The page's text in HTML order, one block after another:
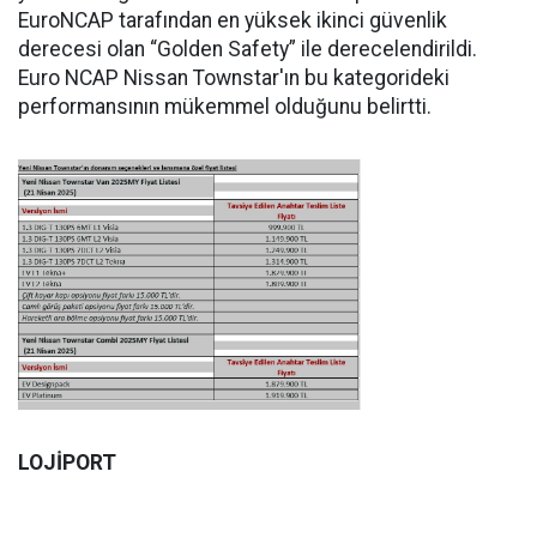
EuroNCAP tarafından en yüksek ikinci güvenlik
derecesi olan “Golden Safety” ile derecelendirildi.
Euro NCAP Nissan Townstar'ın bu kategorideki
performansının mükemmel olduğunu belirtti.
LOJİPORT